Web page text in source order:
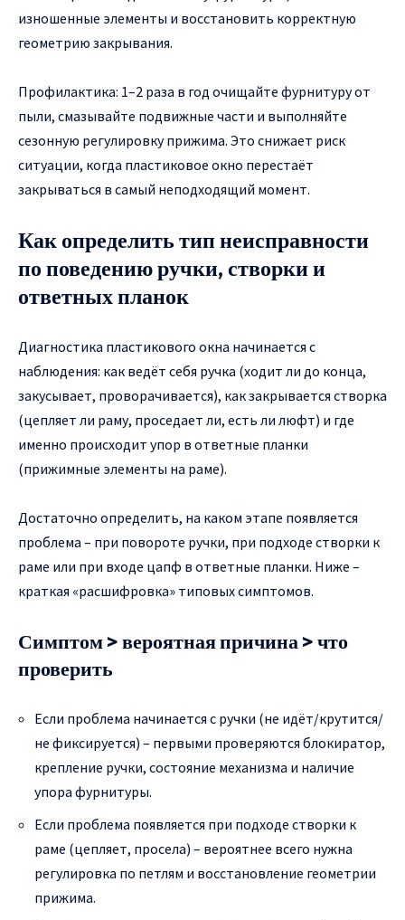
изношенные элементы и восстановить корректную
геометрию закрывания.
Профилактика: 1–2 раза в год очищайте фурнитуру от
пыли, смазывайте подвижные части и выполняйте
сезонную регулировку прижима. Это снижает риск
ситуации, когда пластиковое окно перестаёт
закрываться в самый неподходящий момент.
Как определить тип неисправности
по поведению ручки, створки и
ответных планок
Диагностика пластикового окна начинается с
наблюдения: как ведёт себя ручка (ходит ли до конца,
закусывает, проворачивается), как закрывается створка
(цепляет ли раму, проседает ли, есть ли люфт) и где
именно происходит упор в ответные планки
(прижимные элементы на раме).
Достаточно определить, на каком этапе появляется
проблема – при повороте ручки, при подходе створки к
раме или при входе цапф в ответные планки. Ниже –
краткая «расшифровка» типовых симптомов.
Симптом > вероятная причина > что
проверить
Если проблема начинается с ручки (не идёт/крутится/
не фиксируется) – первыми проверяются блокиратор,
крепление ручки, состояние механизма и наличие
упора фурнитуры.
Если проблема появляется при подходе створки к
раме (цепляет, просела) – вероятнее всего нужна
регулировка по петлям и восстановление геометрии
прижима.